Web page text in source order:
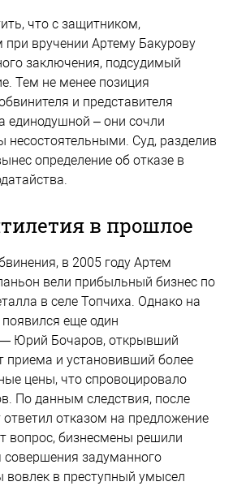
что с защитником,
вручении Артему Бакурову
заключения, подсудимый
Тем не менее позиция
и представителя
единодушной – они сочли
несостоятельными. Суд, разделив
определение об отказе в
в прошлое
в 2005 году Артем
вели прибыльный бизнес по
в селе Топчиха. Однако на
еще один
Юрий Бочаров, открывший
приема и установивший более
цены, что спровоцировало
По данным следствия, после
ответил отказом на предложение
вопрос, бизнесмены решили
совершения задуманного
в преступный умысел